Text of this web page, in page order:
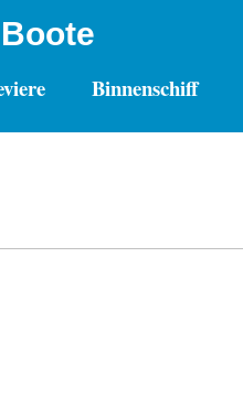
Binnenschiff